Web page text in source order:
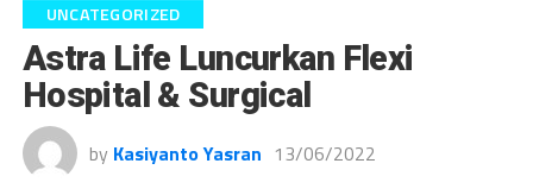
UNCATEGORIZED
Astra Life Luncurkan Flexi
Hospital & Surgical
by Kasiyanto Yasran 13/06/2022